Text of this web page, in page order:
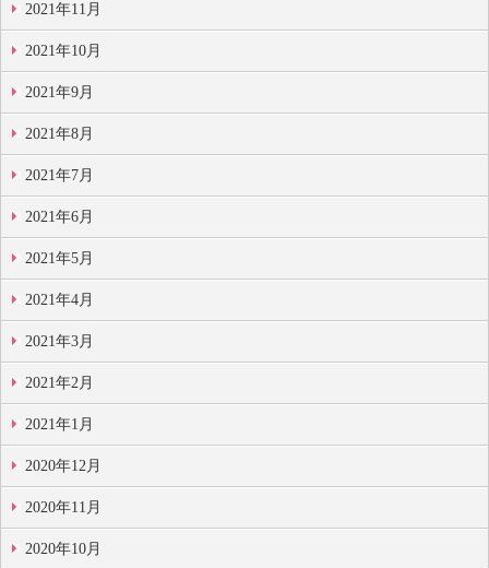
2021年11月
2021年10月
2021年9月
2021年8月
2021年7月
2021年6月
2021年5月
2021年4月
2021年3月
2021年2月
2021年1月
2020年12月
2020年11月
2020年10月